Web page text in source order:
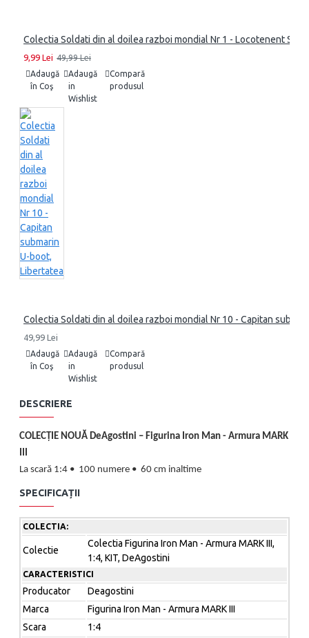
Colectia Soldati din al doilea razboi mondial Nr 1 - Locotenent SS,
9,99 Lei 49,99 Lei
Adaugă
în Coş
Adaugă
in
Wishlist
Compară
produsul
Colectia Soldati din al doilea razboi mondial Nr 10 - Capitan
49,99 Lei
Adaugă
în Coş
Adaugă
in
Wishlist
Compară
produsul
DESCRIERE
COLECȚIE NOUĂ DeAgostini – Figurina Iron Man - Armura MARK
III
La scară 1:4 • 100 numere • 60 cm inaltime
Numarul 15 aparut contine elemente brat.
Livrarea se face incepand cu 24.06.2026
MARK III– unul dintre cele mai emblematicepersonaje ale
universului Marvel !
Detalii despre colecție:
SPECIFICAȚII
COLECTIA:
Colectie
Colectia Figurina Iron Man - Armura MARK III,
1:4, KIT, DeAgostini
CARACTERISTICI
Producator
Deagostini
Marca
Figurina Iron Man - Armura MARK III
Scara
1:4